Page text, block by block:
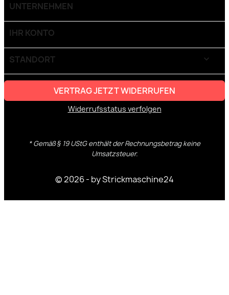
UNTERNEHMEN
IHR KONTO
STANDORT keyboard_arrow_down
VERTRAG JETZT WIDERRUFEN
Widerrufsstatus verfolgen
* Gemäß § 19 UStG enthält der Rechnungsbetrag keine
Umsatzsteuer.
© 2026 - by Strickmaschine24